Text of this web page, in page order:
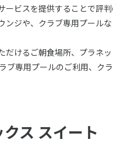
ビスを提供することで評判
ジや、クラブ専用プール
けるご朝食場所、プラネ
ブ専用プールのご利用、ク
クス スイー